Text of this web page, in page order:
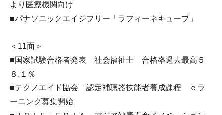
より医療機関向け
■パナソニックエイジフリー「ラフィーネキューブ」
＜11面＞
■国家試験合格者発表 社会福祉士 合格率過去最高５
８.１％
■テクノエイド協会 認定補聴器技能者養成課程 ｅラ
ーニング募集開始